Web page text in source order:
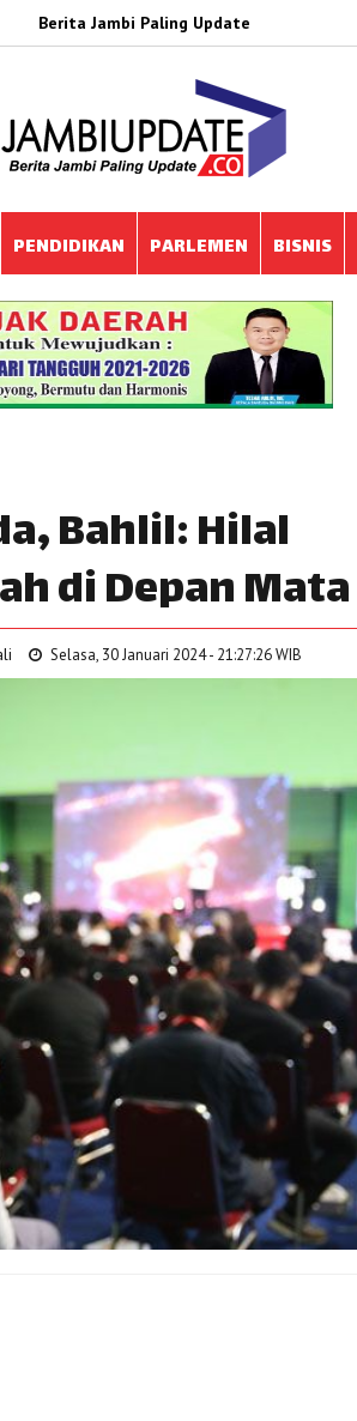
Berita Jambi Paling Update
PENDIDIKAN PARLEMEN BISNIS
Bahlil: Hilal
di Depan Mata
Selasa, 30 Januari 2024 - 21:27:26 WIB